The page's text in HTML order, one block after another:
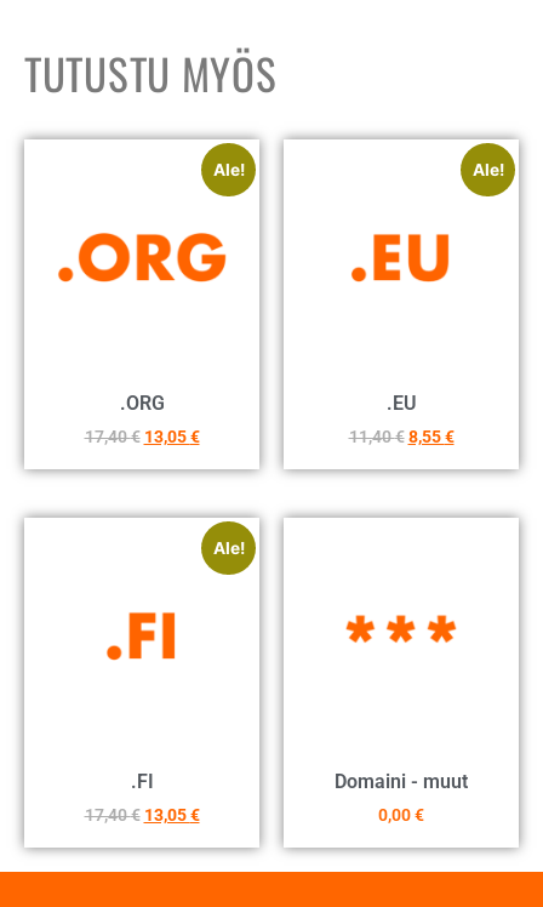
TUTUSTU MYÖS
Ale!
.ORG
17,40€ 13,05€
Ale!
.EU
11,40€ 8,55€
Ale!
.FI
17,40€ 13,05€
Domaini - muut
0,00€